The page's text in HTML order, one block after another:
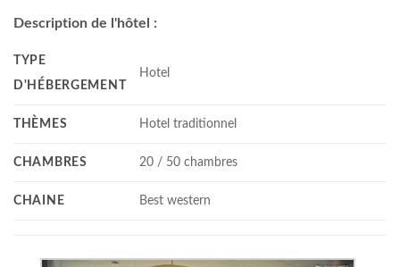
Description de l'hôtel :
TYPE
D'HÉBERGEMENT
Hotel
THÈMES Hotel traditionnel
CHAMBRES 20 / 50 chambres
CHAINE Best western